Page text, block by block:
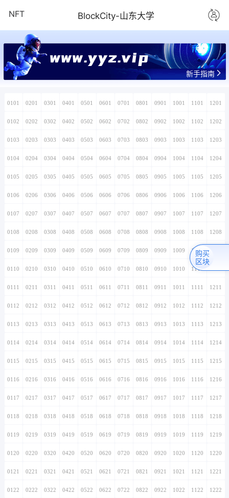
NFT BlockCity-山东大学
www.yyz.vip
新手指南
0101 0201 0301 0401 0501 0601 0701 0801 0901 1001 1101 1201
0102 0202 0302 0402 0502 0602 0702 0802 0902 1002 1102 1202
0103 0203 0303 0403 0503 0603 0703 0803 0903 1003 1103 1203
0104 0204 0304 0404 0504 0604 0704 0804 0904 1004 1104 1204
0105 0205 0305 0405 0505 0605 0705 0805 0905 1005 1105 1205
0106 0206 0306 0406 0506 0606 0706 0806 0906 1006 1106 1206
0107 0207 0307 0407 0507 0607 0707 0807 0907 1007 1107 1207
0108 0208 0308 0408 0508 0608 0708 0808 0908 1008 1108 1208
0109 0209 0309 0409 0509 0609 0709 0809 0909 1009 1109
0110 0210 0310 0410 0510 0610 0710 0810 0910 1010 1110
0111 0211 0311 0411 0511 0611 0711 0811 0911 1011 1111 1211
0112 0212 0312 0412 0512 0612 0712 0812 0912 1012 1112 1212
0113 0213 0313 0413 0513 0613 0713 0813 0913 1013 1113 1213
0114 0214 0314 0414 0514 0614 0714 0814 0914 1014 1114 1214
0115 0215 0315 0415 0515 0615 0715 0815 0915 1015 1115 1215
0116 0216 0316 0416 0516 0616 0716 0816 0916 1016 1116 1216
0117 0217 0317 0417 0517 0617 0717 0817 0917 1017 1117 1217
0118 0218 0318 0418 0518 0618 0718 0818 0918 1018 1118 1218
0119 0219 0319 0419 0519 0619 0719 0819 0919 1019 1119 1219
0120 0220 0320 0420 0520 0620 0720 0820 0920 1020 1120 1220
0121 0221 0321 0421 0521 0621 0721 0821 0921 1021 1121 1221
0122 0222 0322 0422 0522 0622 0722 0822 0922 1022 1122 1222
购买
区块